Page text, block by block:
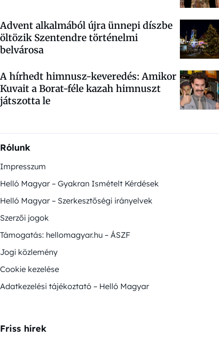
Advent alkalmából újra ünnepi díszbe
öltözik Szentendre történelmi
belvárosa
A hírhedt himnusz-keveredés: Amikor
Kuvait a Borat-féle kazah himnuszt
játszotta le
Rólunk
Impresszum
Helló Magyar – Gyakran Ismételt Kérdések
Helló Magyar – Szerkesztőségi irányelvek
Szerzői jogok
Támogatás: hellomagyar.hu – ÁSZF
Jogi közlemény
Cookie kezelése
Adatkezelési tájékoztató – Helló Magyar
Friss hírek